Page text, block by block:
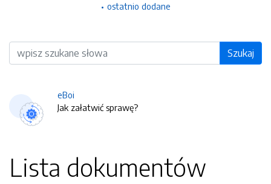
ostatnio dodane
Wyszukiwarka Szukaj
eBoi
Jak załatwić sprawę?
Lista dokumentów